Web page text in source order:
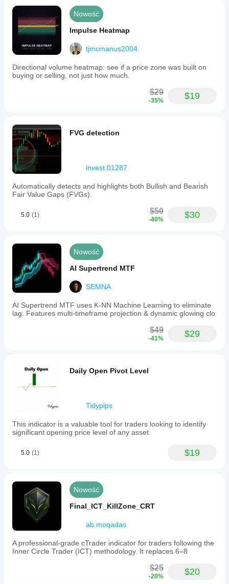
Nowość
Impulse Heatmap
tjmcmanus2004
Directional volume heatmap: see if a price zone was built on
buying or selling, not just how much.
$29
-35% $19
FVG detection
invest.01287
Automatically detects and highlights both Bullish and Bearish
Fair Value Gaps (FVGs).
5.0 (1) $50
-40% $30
Nowość
AI Supertrend MTF
SEMNA
AI Supertrend MTF uses K-NN Machine Learning to eliminate
lag. Features multi-timeframe projection & dynamic glowing clo
$49
-41% $29
Daily Open Pivot Level
Tidypips
This indicator is a valuable tool for traders looking to identify
significant opening price level of any asset.
5.0 (1) $19
Nowość
Final_ICT_KillZone_CRT
ab.moqadas
A professional-grade cTrader indicator for traders following the
Inner Circle Trader (ICT) methodology. It replaces 6–8
$25
-20% $20